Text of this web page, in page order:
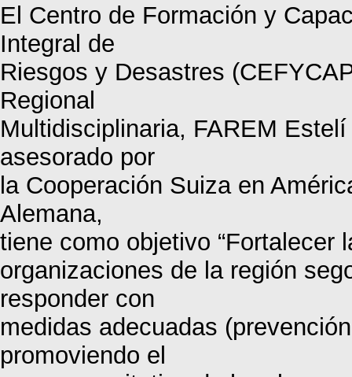
El Centro de Formación y
Integral de
Riesgos y Desastres
Regional
Multidisciplinaria, FAREM
asesorado por
la Cooperación Suiza en
Alemana,
tiene como objetivo
organizaciones de la región
responder con
medidas adecuadas
promoviendo el